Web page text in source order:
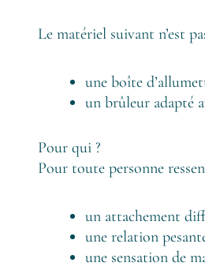
Le matériel suivant n’est
une boîte
un brûleur adapté
Pour qui ?
Pour toute personne
un attachement
une relation
une sensation de